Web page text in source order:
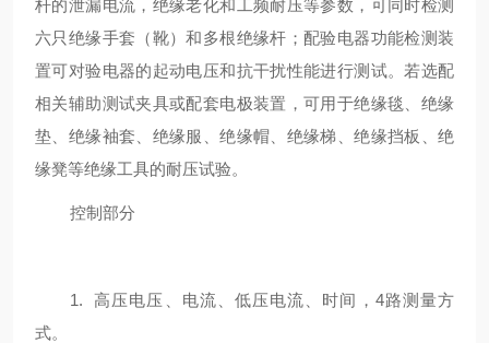
杆的泄漏电流，绝缘老化和工频耐压等参数，可同时检测
六只绝缘手套（靴）和多根绝缘杆；配验电器功能检测装
置可对验电器的起动电压和抗干扰性能进行测试。若选配
相关辅助测试夹具或配套电极装置，可用于绝缘毯、绝缘
垫、绝缘袖套、绝缘服、绝缘帽、绝缘梯、绝缘挡板、绝
缘凳等绝缘工具的耐压试验。
控制部分
1. 高压电压、电流、低压电流、时间， 4路测量方
式。